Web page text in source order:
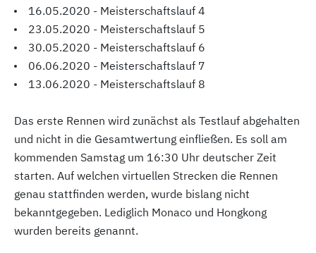
16.05.2020 - Meisterschaftslauf 4
23.05.2020 - Meisterschaftslauf 5
30.05.2020 - Meisterschaftslauf 6
06.06.2020 - Meisterschaftslauf 7
13.06.2020 - Meisterschaftslauf 8
Das erste Rennen wird zunächst als Testlauf abgehalten
und nicht in die Gesamtwertung einfließen. Es soll am
kommenden Samstag um 16:30 Uhr deutscher Zeit
starten. Auf welchen virtuellen Strecken die Rennen
genau stattfinden werden, wurde bislang nicht
bekanntgegeben. Lediglich Monaco und Hongkong
wurden bereits genannt.